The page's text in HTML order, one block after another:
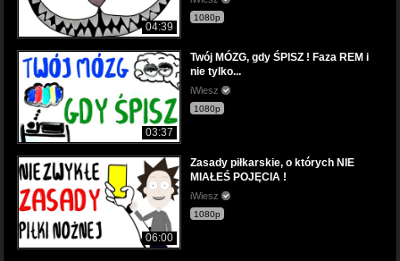
04:39
1080p
03:37
Twój MÓZG, gdy ŚPISZ ! Faza REM i
nie tylko...
iWiesz
1080p
06:00
Zasady piłkarskie, o których NIE
MIAŁEŚ POJĘCIA !
iWiesz
1080p